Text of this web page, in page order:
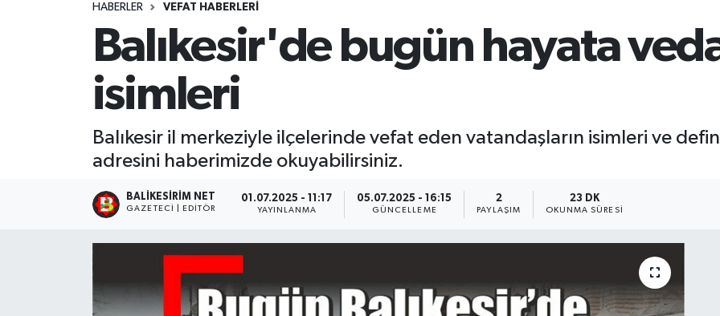
BİST100 13.779 %-
HABERLER VEFAT HABERLERİ
Balıkesir'de bugün hayata
isimleri
Balıkesir il merkeziyle ilçelerinde vefat eden vatandaşların isimleri ve
adresini haberimizde okuyabilirsiniz.
BALIKESIRIM NET
GAZETECI | EDITÖR
01.07.2025 - 11:17
YAYINLANMA
05.07.2025 - 16:15
GÜNCELLEME
2
PAYLAŞIM
23 DK
OKUNMA SÜRESI